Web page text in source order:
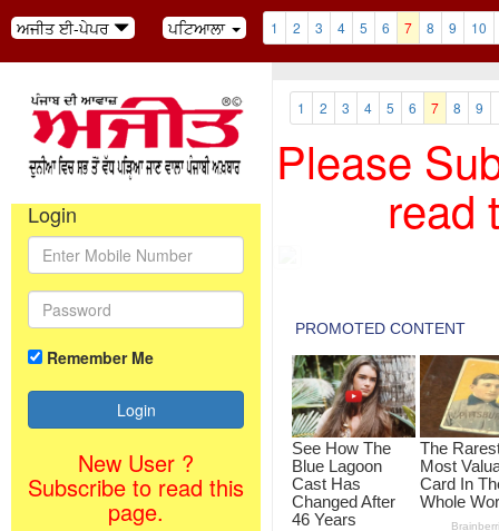
ਅਜੀਤ ਈ-ਪੇਪਰ ਪਟਿਆਲਾ 1 2 3 4 5 6 7 8 9 10
Login
Remember Me
New User ?
Subscribe to read this
page.
1 2 3 4 5 6 7 8 9
Please
read